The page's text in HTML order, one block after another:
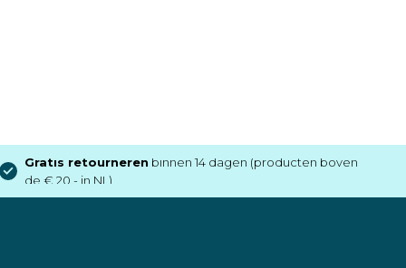
Gratis retourneren binnen 14 dagen (producten boven
de € 20,- in NL)